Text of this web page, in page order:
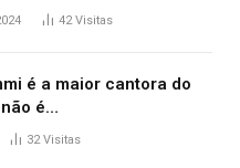
no trânsito
42Visitas
é a maior cantora do
não é…
32Visitas